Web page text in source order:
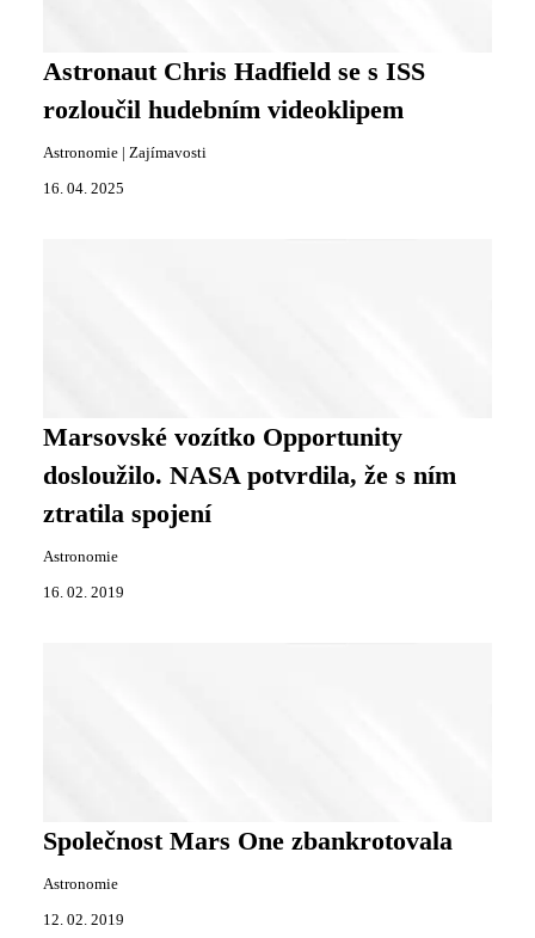
Astronaut Chris Hadfield se s ISS
rozloučil hudebním videoklipem
Astronomie Zajímavosti
16. 04. 2025
Marsovské vozítko Opportunity
dosloužilo. NASA potvrdila, že s ním
ztratila spojení
Astronomie
16. 02. 2019
Společnost Mars One zbankrotovala
Astronomie
12. 02. 2019